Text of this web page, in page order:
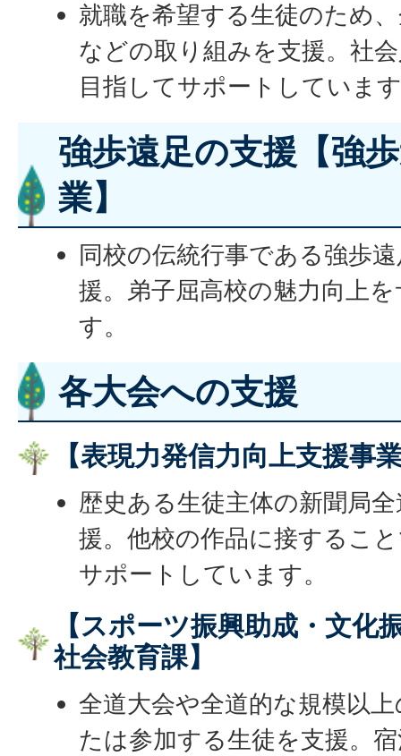
就職を希望する生徒のため
などの取り組みを支援。社
目指してサポートしていま
強歩遠足の支援【強
業】
同校の伝統行事である強歩
援。弟子屈高校の魅力向上
す。
各大会への支援
【表現力発信力向上支援事
歴史ある生徒主体の新聞局
援。他校の作品に接するこ
サポートしています。
【スポーツ振興助成・文化
社会教育課】
全道大会や全道的な規模以
たは参加する生徒を支援。